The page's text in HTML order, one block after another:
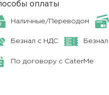
оплаты
Наличные/Переводом
Безнал с НДС
По договору с CaterMe